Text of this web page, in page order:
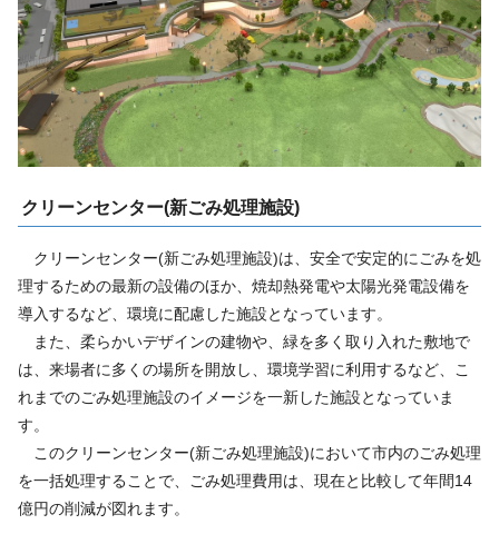
クリーンセンター(新ごみ処理施設)
クリーンセンター(新ごみ処理施設)は、安全で安定的にごみを処
理するための最新の設備のほか、焼却熱発電や太陽光発電設備を
導入するなど、環境に配慮した施設となっています。
また、柔らかいデザインの建物や、緑を多く取り入れた敷地で
は、来場者に多くの場所を開放し、環境学習に利用するなど、こ
れまでのごみ処理施設のイメージを一新した施設となっていま
す。
このクリーンセンター(新ごみ処理施設)において市内のごみ処理
を一括処理することで、ごみ処理費用は、現在と比較して年間14
億円の削減が図れます。